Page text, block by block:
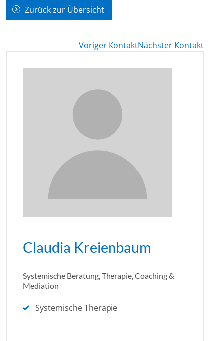
Zurück zur Übersicht
Voriger KontaktNächster Kontakt
Claudia Kreienbaum
Systemische Beratung, Therapie, Coaching &
Mediation
Systemische Therapie